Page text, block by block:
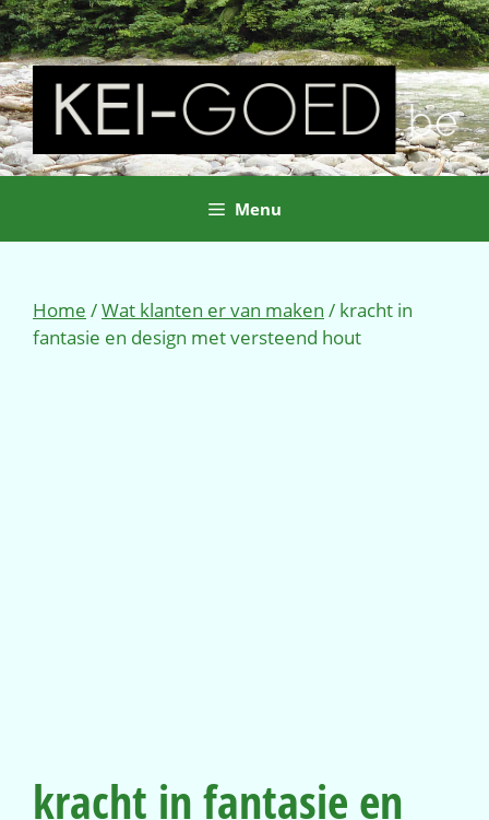
Ga
naar
de
inhoud
Menu
Home /Wat klanten er van maken / kracht in
fantasie en design met versteend hout
kracht in fantasie en